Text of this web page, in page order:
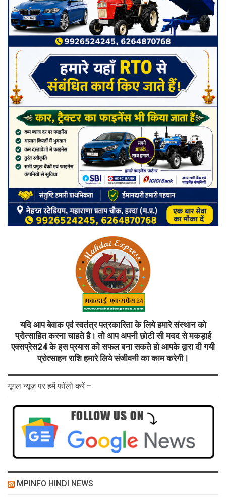
यदि आप बेवाक एवं स्वतंत्र पत्रकारिता के लिये हमारे संस्थान को
प्रोत्साहित करना चाहते है। तो आप अपनी छोटी सी मदद से मकड़ाई
एक्सप्रेस24 के इस प्रयास को सफल बना सकते हो आपके द्वारा दी गयी
प्रोत्साहन राशि हमारे लिये संजीवनी का काम करेगी।
गूगल न्यूज़ पर हमें फॉलो करें –
MPINFO HINDI NEWS